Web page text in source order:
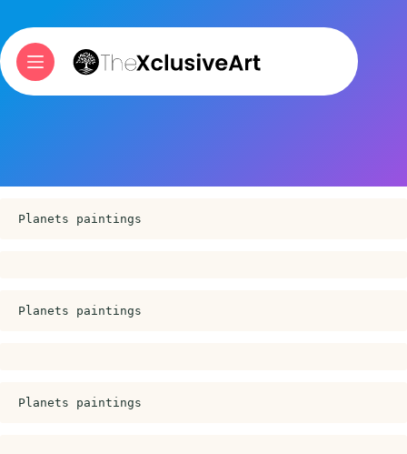
content
Planets paintings
Planets paintings
Planets paintings